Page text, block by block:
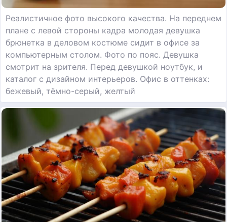
Реалистичное фото высокого качества. На переднем
плане с левой стороны кадра молодая девушка
брюнетка в деловом костюме сидит в офисе за
компьютерным столом. Фото по пояс. Девушка
смотрит на зрителя. Перед девушкой ноутбук, и
каталог с дизайном интерьеров. Офис в оттенках:
бежевый, тёмно-серый, желтый